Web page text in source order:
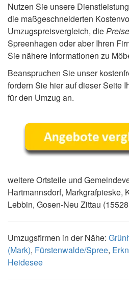
Nutzen Sie unsere
die maßgeschneiderten
Umzugspreisvergleich, diePreise
Spreenhagen oder aber Ihren
Sie nähere Informationen zu
Beanspruchen Sie unser
fordern Sie hier auf dieser Seite
für den Umzug an.
weitere Ortsteile und
Hartmannsdorf, Markgrafpieske,
Lebbin, Gosen-Neu Zittau
Umzugsfirmen in der Nähe:
(Mark), Fürstenwalde/Spree,
Heidesee